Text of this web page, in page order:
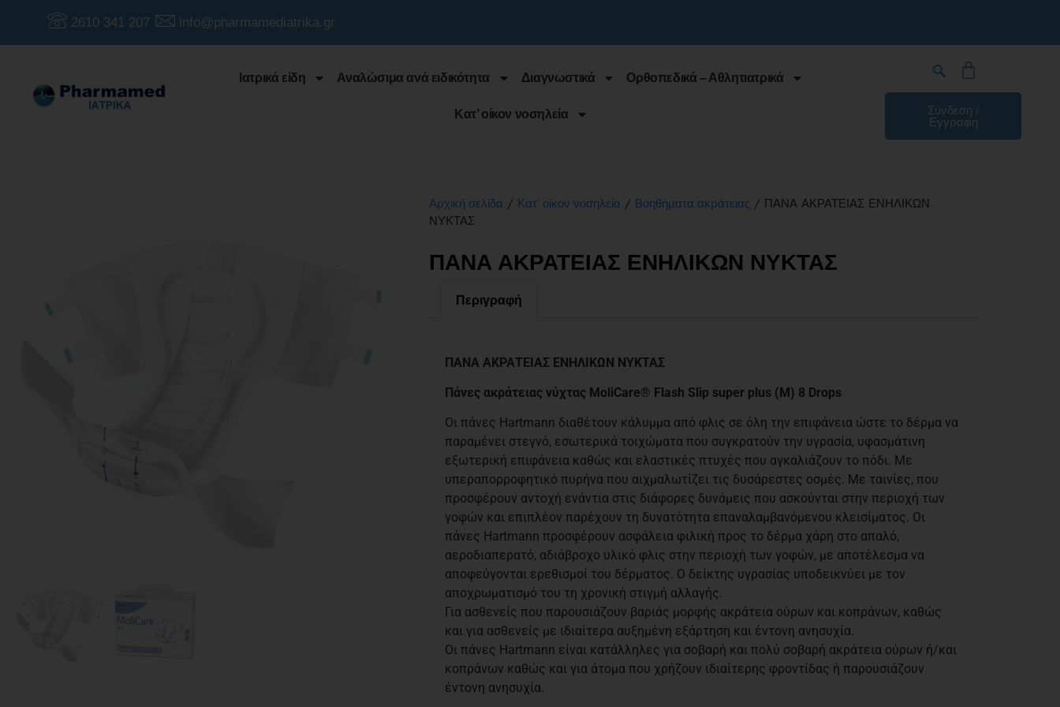
2610 341 207 info@pharmamediatrika.gr
Ιατρικά είδη Αναλώσιμα ανά ειδικότητα Διαγνωστικά Ορθοπεδικά – Αθλητιατρικά
Κατ’ οίκον νοσηλεία
Σύνδεση /
Εγγραφη
Αρχική σελίδα / Κατ' οίκον νοσηλεία / Βοηθήματα ακράτειας / ΠΑΝΑ ΑΚΡΑΤΕΙΑΣ ΕΝΗΛΙΚΩΝ
ΝΥΚΤΑΣ
ΠΑΝΑ ΑΚΡΑΤΕΙΑΣ ΕΝΗΛΙΚΩΝ ΝΥΚΤΑΣ
Περιγραφή
ΠΑΝΑ ΑΚΡΑΤΕΙΑΣ ΕΝΗΛΙΚΩΝ ΝΥΚΤΑΣ
Πάνες ακράτειας νύχτας MoliCare® Flash Slip super plus (M) 8 Drops
Οι πάνες Hartmann διαθέτουν κάλυμμα από φλις σε όλη την επιφάνεια ώστε το δέρμα να
παραμένει στεγνό, εσωτερικά τοιχώματα που συγκρατούν την υγρασία, υφασμάτινη
εξωτερική επιφάνεια καθώς και ελαστικές πτυχές που αγκαλιάζουν το πόδι. Mε
υπεραπορροφητικό πυρήνα που αιχμαλωτίζει τις δυσάρεστες οσμές. Με ταινίες, που
προσφέρουν αντοχή ενάντια στις διάφορες δυνάμεις που ασκούνται στην περιοχή των
γοφών και επιπλέον παρέχουν τη δυνατότητα επαναλαμβανόμενου κλεισίματος. Οι
πάνες Hartmann προσφέρουν ασφάλεια φιλική προς το δέρμα χάρη στο απαλό,
αεροδιαπερατό, αδιάβροχο υλικό φλις στην περιοχή των γοφών, με αποτέλεσμα να
αποφεύγονται ερεθισμοί του δέρματος. Ο δείκτης υγρασίας υποδεικνύει με τον
αποχρωματισμό του τη χρονική στιγμή αλλαγής.
Για ασθενείς που παρουσιάζουν βαριάς μορφής ακράτεια ούρων και κοπράνων, καθώς
και για ασθενείς με ιδιαίτερα αυξημένη εξάρτηση και έντονη ανησυχία.
Οι πάνες Hartmann είναι κατάλληλες για σοβαρή και πολύ σοβαρή ακράτεια ούρων ή/και
κοπράνων καθώς και για άτομα που χρήζουν ιδιαίτερης φροντίδας ή παρουσιάζουν
έντονη ανησυχία.